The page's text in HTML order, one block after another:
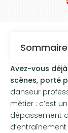
Sommaire
Avez-vous
scènes, porté
danseur
métier : c’est
dépassement